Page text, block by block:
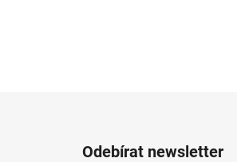
Odebírat newsletter